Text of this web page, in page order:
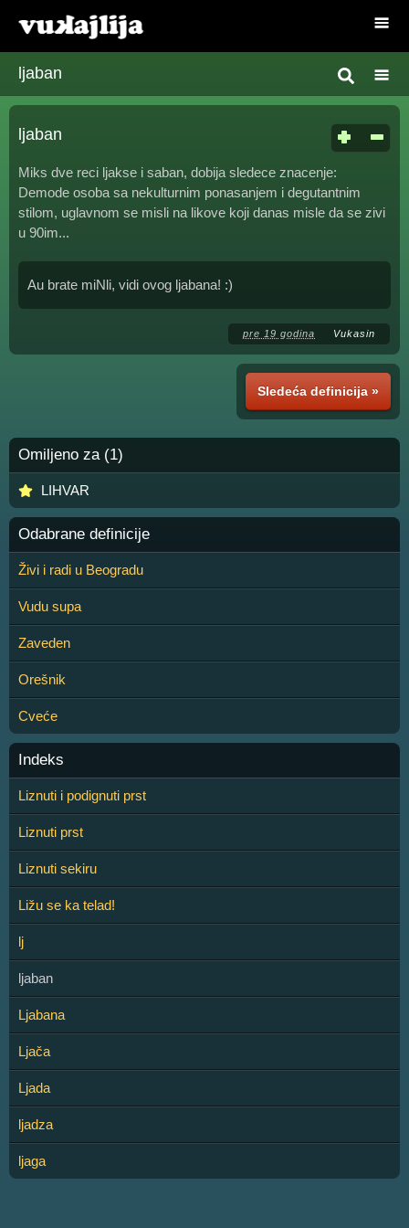
ljaban
ljaban
Miks dve reci ljakse i saban, dobija sledece znacenje:
Demode osoba sa nekulturnim ponasanjem i degutantnim
stilom, uglavnom se misli na likove koji danas misle da se zivi
u 90im...
Au brate miNli, vidi ovog ljabana! :)
pre 19 godina Vukasin
Sledeća definicija »
Omiljeno za (1)
LIHVAR
Odabrane definicije
Živi i radi u Beogradu
Vudu supa
Zaveden
Orešnik
Cveće
Indeks
Liznuti i podignuti prst
Liznuti prst
Liznuti sekiru
Ližu se ka telad!
lj
ljaban
Ljabana
Ljača
Ljada
ljadza
ljaga